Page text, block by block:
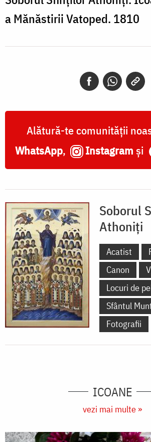
a Mănăstirii Vatoped. 1810
Alătură-te comunității
WhatsApp, Instagram și
Soborul
Athoniți
Acatist
Canon
Locuri de
Sfântul
Fotografii
ICOANE
vezi mai multe »